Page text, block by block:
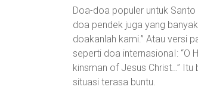
Doa-doa populer untuk
doa pendek juga yang
doakanlah kami.” Atau versi
seperti doa internasionaI: “O
kinsman of Jesus Christ…”
situasi terasa buntu.